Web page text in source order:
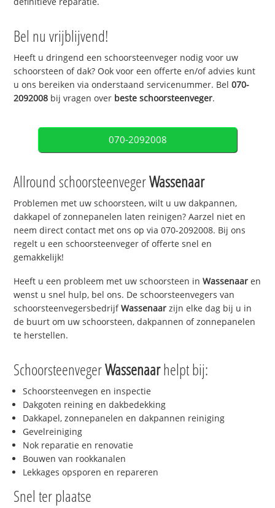
Bel nu vrijblijvend!
Heeft u dringend een schoorsteenveger nodig voor uw
schoorsteen of dak? Ook voor een offerte en/of advies kunt
u ons bereiken via onderstaand servicenummer. Bel070-
2092008 bij vragen over beste schoorsteenveger.
070-2092008
Allround schoorsteenvegerWassenaar
Problemen met uw schoorsteen, wilt u uw dakpannen,
dakkapel of zonnepanelen laten reinigen? Aarzel niet en
neem direct contact met ons op via 070-2092008. Bij ons
regelt u een schoorsteenveger of offerte snel en
gemakkelijk!
Heeft u een probleem met uw schoorsteen inWassenaar en
wenst u snel hulp, bel ons. De schoorsteenvegers van
schoorsteenvegersbedrijfWassenaar zijn elke dag bij u in
de buurt om uw schoorsteen, dakpannen of zonnepanelen
te herstellen.
SchoorsteenvegerWassenaarhelpt bij:
Schoorsteenvegen en inspectie
Dakgoten reining en dakbedekking
Dakkapel, zonnepanelen en dakpannen reiniging
Gevelreiniging
Nok reparatie en renovatie
Bouwen van rookkanalen
Lekkages opsporen en repareren
Snel ter plaatse